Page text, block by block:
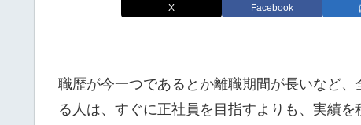
X Facebook
職歴が今一つであるとか離職期間が長いなど
る人は、すぐに正社員を目指すよりも、実績